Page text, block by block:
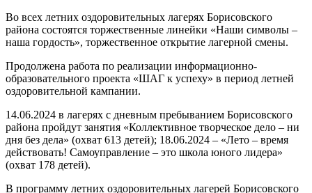
Во всех летних оздоровительных лагерях Борисовского
района состоятся торжественные линейки «Наши символы –
наша гордость», торжественное открытие лагерной смены.
Продолжена работа по реализации информационно-
образовательного проекта «ШАГ к успеху» в период летней
оздоровительной кампании.
14.06.2024 в лагерях с дневным пребыванием Борисовского
района пройдут занятия «Коллективное творческое дело – ни
дня без дела» (охват 613 детей); 18.06.2024 – «Лето – время
действовать! Самоуправление – это школа юного лидера»
(охват 178 детей).
В программу летних оздоровительных лагерей Борисовского